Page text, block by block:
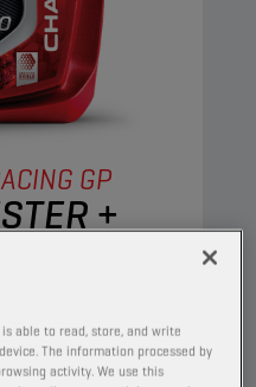
GP
+
à quatre temps
Ester+
able to read, store, and write
The information processed by
activity. We use this